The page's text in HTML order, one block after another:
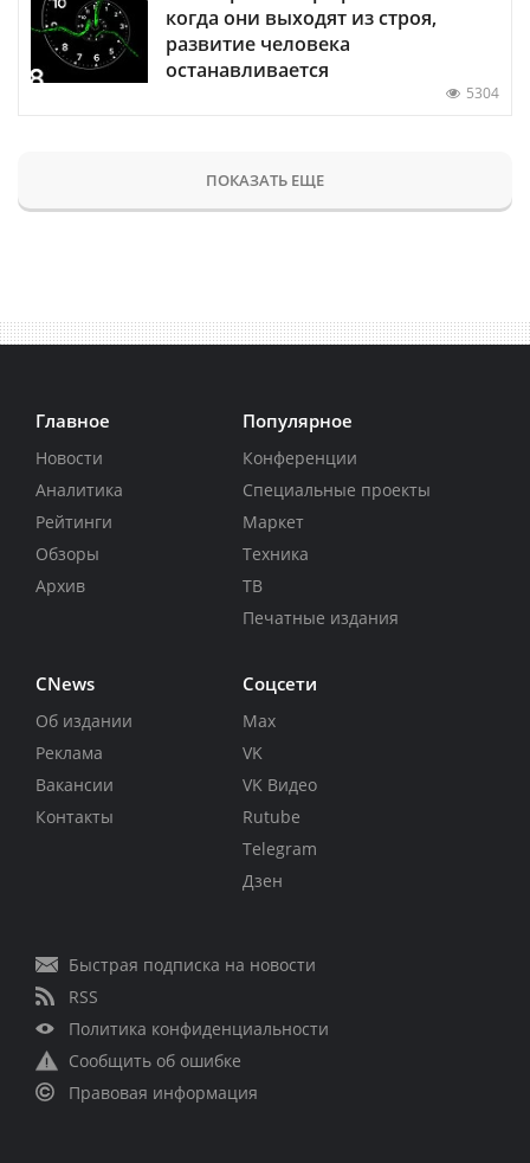
когда они выходят из строя,
развитие человека
останавливается
5304
ПОКАЗАТЬ ЕЩЕ
Главное
Новости
Аналитика
Рейтинги
Обзоры
Архив
Популярное
Конференции
Специальные проекты
Маркет
Техника
ТВ
Печатные издания
CNews
Об издании
Реклама
Вакансии
Контакты
Соцсети
Max
VK
VK Видео
Rutube
Telegram
Дзен
Быстрая подписка на новости
RSS
Политика конфиденциальности
Сообщить об ошибке
Правовая информация